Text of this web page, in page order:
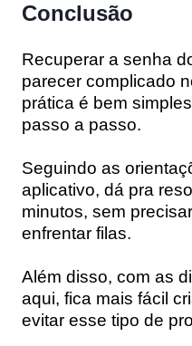
Conclusão
Recuperar a senha
parecer complicado
prática é bem
passo a passo.
Seguindo as
aplicativo, dá pra
minutos, sem
enfrentar filas.
Além disso, com as
aqui, fica mais fácil
evitar esse tipo de